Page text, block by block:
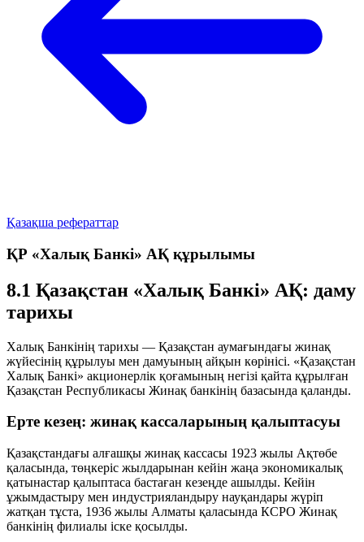
Қазақша рефераттар
ҚР «Халық Банкі» АҚ құрылымы
8.1 Қазақстан «Халық Банкі» АҚ: даму
тарихы
Халық Банкінің тарихы — Қазақстан аумағындағы жинақ
жүйесінің құрылуы мен дамуының айқын көрінісі. «Қазақстан
Халық Банкі» акционерлік қоғамының негізі қайта құрылған
Қазақстан Республикасы Жинақ банкінің базасында қаланды.
Ерте кезең: жинақ кассаларының қалыптасуы
Қазақстандағы алғашқы жинақ кассасы 1923 жылы Ақтөбе
қаласында, төңкеріс жылдарынан кейін жаңа экономикалық
қатынастар қалыптаса бастаған кезеңде ашылды. Кейін
ұжымдастыру мен индустрияландыру науқандары жүріп
жатқан тұста, 1936 жылы Алматы қаласында КСРО Жинақ
банкінің филиалы іске қосылды.